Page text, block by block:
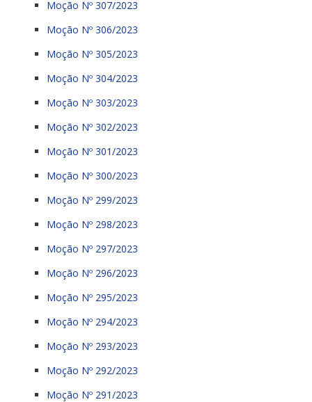
Moção Nº 307/2023
Moção Nº 306/2023
Moção Nº 305/2023
Moção Nº 304/2023
Moção Nº 303/2023
Moção Nº 302/2023
Moção Nº 301/2023
Moção Nº 300/2023
Moção Nº 299/2023
Moção Nº 298/2023
Moção Nº 297/2023
Moção Nº 296/2023
Moção Nº 295/2023
Moção Nº 294/2023
Moção Nº 293/2023
Moção Nº 292/2023
Moção Nº 291/2023